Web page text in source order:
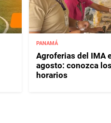
PANAMÁ
Agroferias del IMA
agosto: conozca
horarios